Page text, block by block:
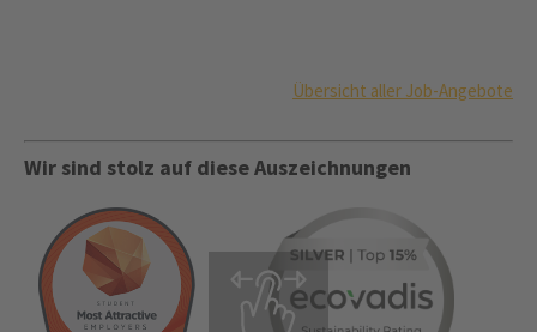
Übersicht aller Job-Angebote
Wir sind stolz auf diese Auszeichnungen